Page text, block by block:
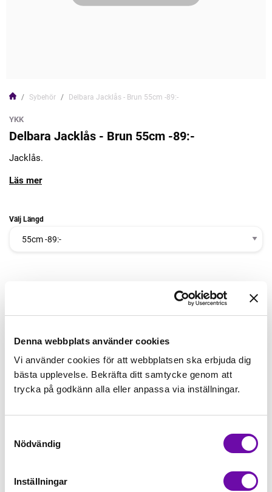
Denna webbplats använder cookies
Vi använder cookies för att webbplatsen ska erbjuda dig
bästa upplevelse. Bekräfta ditt samtycke genom att
trycka på godkänn alla eller anpassa via inställningar.
Nödvändig
Inställningar
Sybehör Delbara Jacklås - Brun 55cm -89:-
YKK
Delbara Jacklås - Brun 55cm -89:-
Jacklås.
Läs mer
Välj Längd
Lägg först önskad mängd i varukorgen,
välj sedan matchande tillbehör